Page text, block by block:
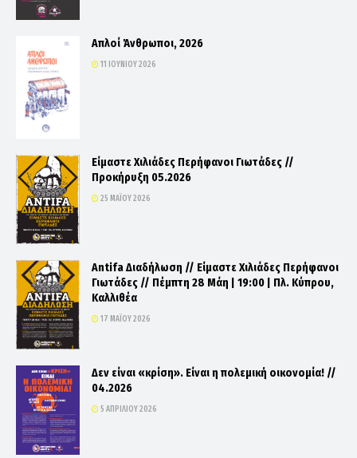
Απλοί Άνθρωποι, 2026
11 ΙΟΥΝΊΟΥ 2026
Είμαστε Χιλιάδες Περήφανοι Γιωτάδες //
Προκήρυξη 05.2026
25 ΜΑΪ́ΟΥ 2026
Antifa Διαδήλωση // Είμαστε Χιλιάδες Περήφανοι
Γιωτάδες // Πέμπτη 28 Μάη | 19:00 | Πλ. Κύπρου,
Καλλιθέα
17 ΜΑΪ́ΟΥ 2026
Δεν είναι «κρίση». Είναι η πολεμική οικονομία! //
04.2026
5 ΑΠΡΙΛΊΟΥ 2026